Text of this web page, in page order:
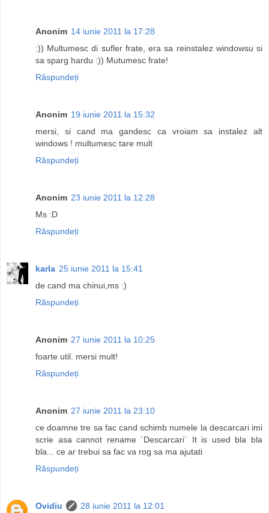
Anonim 14 iunie 2011 la 17:28
:)) Multumesc di sufler frate, era sa reinstalez windowsu si
sa sparg hardu :)) Mutumesc frate!
Răspundeți
Anonim 19 iunie 2011 la 15:32
mersi, si cand ma gandesc ca vroiam sa instalez alt
windows ! multumesc tare mult
Răspundeți
Anonim 23 iunie 2011 la 12:28
Ms :D
Răspundeți
karla 25 iunie 2011 la 15:41
de cand ma chinui,ms :)
Răspundeți
Anonim 27 iunie 2011 la 10:25
foarte util. mersi mult!
Răspundeți
Anonim 27 iunie 2011 la 23:10
ce doamne tre sa fac cand schimb numele la descarcari imi
scrie asa cannot rename `Descarcari` It is used bla bla
bla... ce ar trebui sa fac va rog sa ma ajutati
Răspundeți
Ovidiu
28 iunie 2011 la 12:01